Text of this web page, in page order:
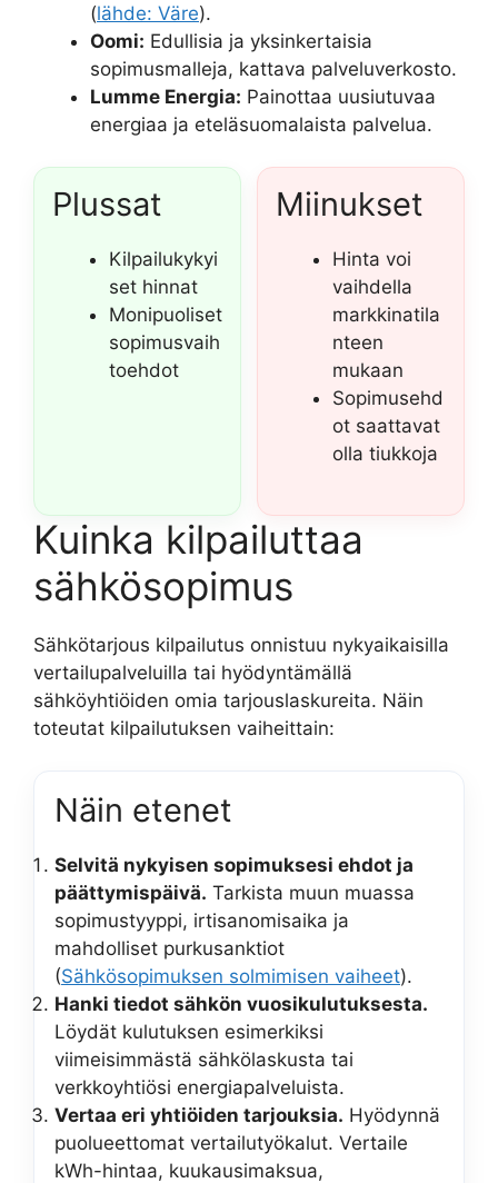
(lähde: Väre).
Oomi: Edullisia ja yksinkertaisia
sopimusmalleja, kattava palveluverkosto.
Lumme Energia: Painottaa uusiutuvaa
energiaa ja eteläsuomalaista palvelua.
Plussat
Kilpailukykyi
set hinnat
Monipuoliset
sopimusvaih
toehdot
Miinukset
Hinta voi
vaihdella
markkinatila
nteen
mukaan
Sopimusehd
ot saattavat
olla tiukkoja
Kuinka kilpailuttaa
sähkösopimus
Sähkötarjous kilpailutus onnistuu nykyaikaisilla
vertailupalveluilla tai hyödyntämällä
sähköyhtiöiden omia tarjouslaskureita. Näin
toteutat kilpailutuksen vaiheittain:
Näin etenet
Selvitä nykyisen sopimuksesi ehdot ja
päättymispäivä. Tarkista muun muassa
sopimustyyppi, irtisanomisaika ja
mahdolliset purkusanktiot
(Sähkösopimuksen solmimisen vaiheet).
Hanki tiedot sähkön vuosikulutuksesta.
Löydät kulutuksen esimerkiksi
viimeisimmästä sähkölaskusta tai
verkkoyhtiösi energiapalveluista.
Vertaa eri yhtiöiden tarjouksia. Hyödynnä
puolueettomat vertailutyökalut. Vertaile
kWh-hintaa, kuukausimaksua,